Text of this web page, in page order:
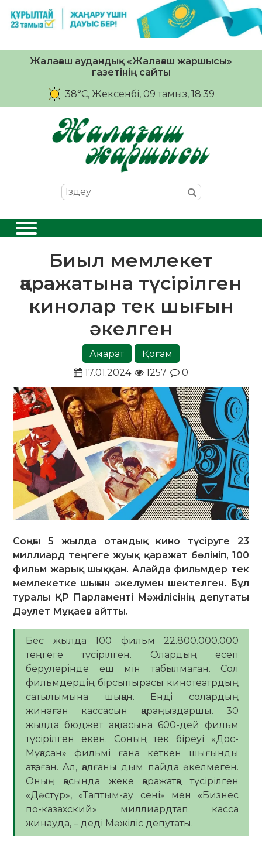
Жалағаш аудандық «Жалағаш жаршысы»
газетінің сайты
38°C, Жексенбі, 09 тамыз, 18:39
Биыл мемлекет
қаражатына түсірілген
кинолар тек шығын
әкелген
Ақпарат
Қоғам
17.01.2024
1257 0
Соңғы 5 жылда отандық кино түсіруге 23
миллиард теңгеге жуық қаражат бөлініп, 100
фильм жарық шыққан. Алайда фильмдер тек
мемлекетке шығын әкелумен шектелген. Бұл
туралы ҚР Парламенті Мәжілісінің депутаты
Дәулет Мұқаев айтты.
Бес жылда 100 фильм 22.800.000.000
теңгеге түсірілген. Олардың есеп
берулерінде еш мін табылмаған. Сол
фильмдердің бірсыпырасы кинотеатрдың
сатылымына шыққан. Енді солардың
жинаған кассасын қараңыздаршы. 30
жылда бюджет ақшасына 600-дей фильм
түсірілген екен. Соның тек біреуі «Дос-
Мұқасан» фильмі ғана кеткен шығынды
ақтаған. Ал, қалғаны дым пайда әкелмеген.
Оның қасында жеке қаражатқа түсірілген
«Дәстүр», «Таптым-ау сені» мен «Бизнес
по-казахский» миллиардтап касса
жинауда, – деді Мәжіліс депутаты.